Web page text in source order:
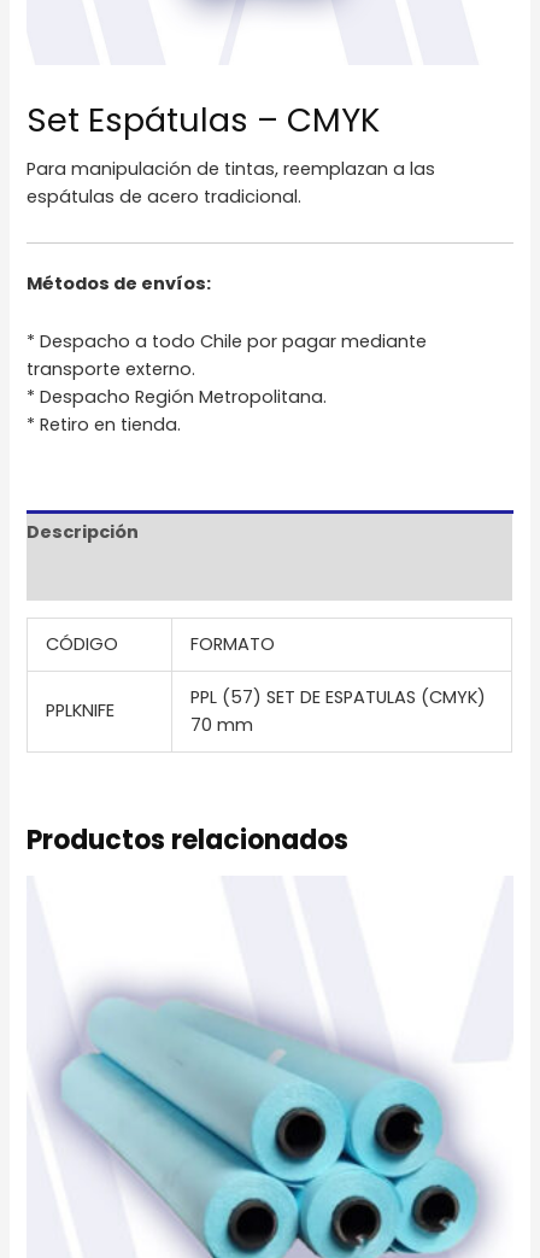
Set Espátulas – CMYK
Para manipulación de tintas, reemplazan a las
espátulas de acero tradicional.
Métodos de envíos:
* Despacho a todo Chile por pagar mediante
transporte externo.
* Despacho Región Metropolitana.
* Retiro en tienda.
Descripción
CÓDIGO FORMATO
PPLKNIFE
PPL (57) SET DE ESPATULAS (CMYK)
70 mm
Productos relacionados